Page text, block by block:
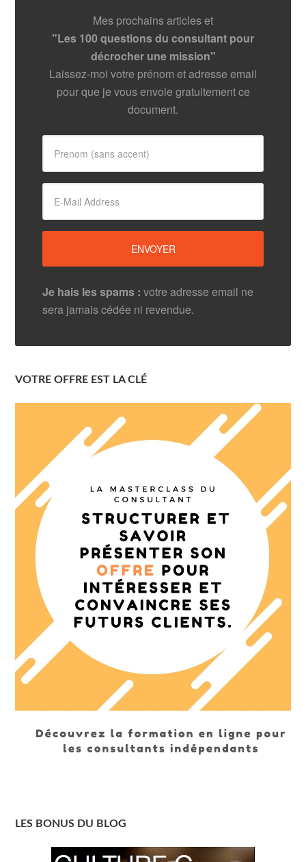
Mes prochains articles et
"Les 100 questions du consultant pour
décrocher une mission"
Laissez-moi votre prénom et adresse email
pour que je vous envoie gratuitement ce
document.
Je hais les spams : votre adresse email ne
sera jamais cédée ni revendue.
VOTRE OFFRE EST LA CLÉ
LES BONUS DU BLOG